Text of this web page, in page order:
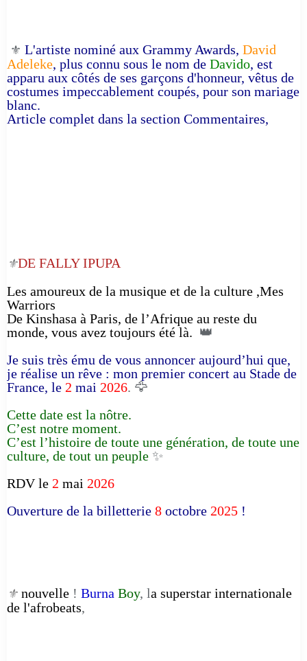
⚜️ L'artiste nominé aux Grammy Awards, David
Adeleke, plus connu sous le nom de Davido, est
apparu aux côtés de ses garçons d'honneur, vêtus de
costumes impeccablement coupés, pour son mariage
blanc.
Article complet dans la section Commentaires,
⚜️DE FALLY IPUPA
Les amoureux de la musique et de la culture ,Mes
Warriors
De Kinshasa à Paris, de l’Afrique au reste du
monde, vous avez toujours été là. 👑
Je suis très ému de vous annoncer aujourd’hui que,
je réalise un rêve : mon premier concert au Stade de
France, le 2 mai 2026. 🦅
Cette date est la nôtre.
C’est notre moment.
C’est l’histoire de toute une génération, de toute une
culture, de tout un peuple ✨
RDV le 2 mai 2026
Ouverture de la billetterie 8 octobre 2025 !
⚜️ nouvelle ! Burna Boy, la superstar internationale
de l'afrobeats,